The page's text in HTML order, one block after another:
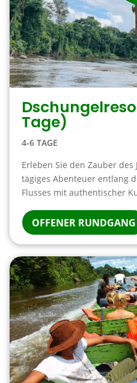
Tage)
4-6 TAGE
Erleben Sie den Zauber des
tägiges Abenteuer entlang
Flusses mit authentischer
OFFENER RUNDGANG